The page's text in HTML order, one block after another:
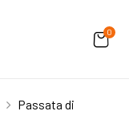
0
Passata di